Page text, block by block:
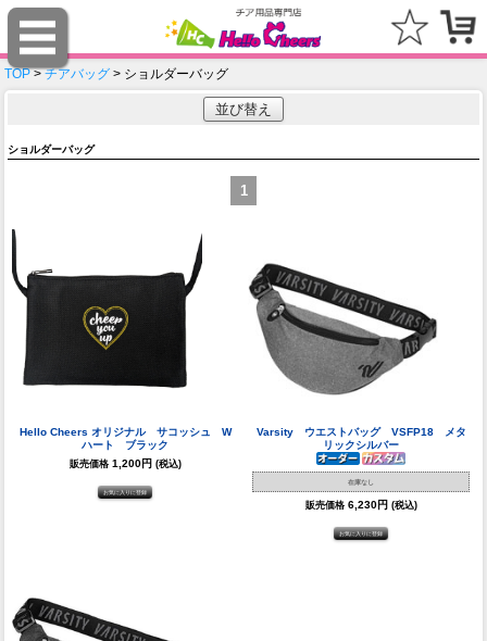
TOP>チアバッグ > ショルダーバッグ
並び替え
ショルダーバッグ
1
Hello Cheers オリジナル サコッシュ W
ハート ブラック
販売価格 1,200円 (税込)
Varsity ウエストバッグ VSFP18 メタ
リックシルバー
在庫なし
販売価格 6,230円 (税込)